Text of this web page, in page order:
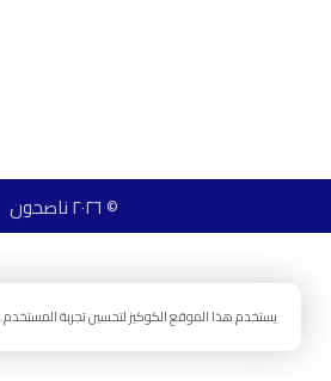
© ٢٠٢٦ ناصحون
يستخدم هذا الموقع الكوكيز لتحسين تجربة المستخدم.